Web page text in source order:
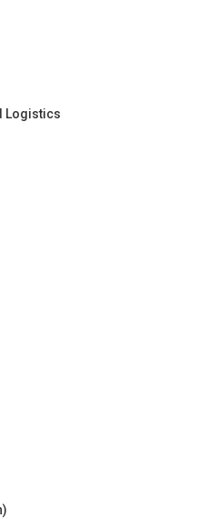
Logistics